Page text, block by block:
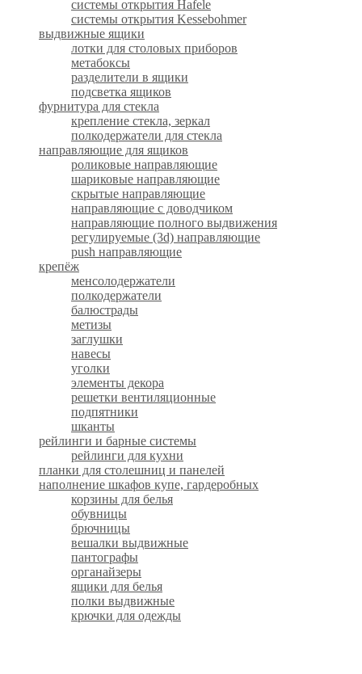
системы открытия Hafele
системы открытия Kessebohmer
выдвижные ящики
лотки для столовых приборов
метабоксы
разделители в ящики
подсветка ящиков
фурнитура для стекла
крепление стекла, зеркал
полкодержатели для стекла
направляющие для ящиков
роликовые направляющие
шариковые направляющие
скрытые направляющие
направляющие с доводчиком
направляющие полного выдвижения
регулируемые (3d) направляющие
push направляющие
крепёж
менсолодержатели
полкодержатели
балюстрады
метизы
заглушки
навесы
уголки
элементы декора
решетки вентиляционные
подпятники
шканты
рейлинги и барные системы
рейлинги для кухни
планки для столешниц и панелей
наполнение шкафов купе, гардеробных
корзины для белья
обувницы
брючницы
вешалки выдвижные
пантографы
органайзеры
ящики для белья
полки выдвижные
крючки для одежды